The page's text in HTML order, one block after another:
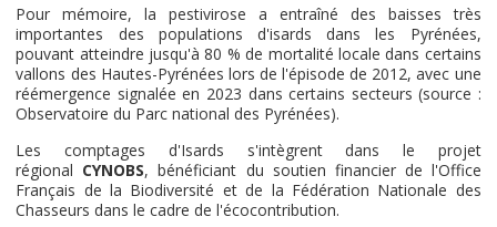
Pour mémoire, la pestivirose a entraîné des baisses très
importantes des populations d'isards dans les Pyrénées,
pouvant atteindre jusqu'à 80 % de mortalité locale dans certains
vallons des Hautes-Pyrénées lors de l'épisode de 2012, avec une
réémergence signalée en 2023 dans certains secteurs (source :
Observatoire du Parc national des Pyrénées).
Les comptages d'Isards s'intègrent dans le projet
régional CYNOBS, bénéficiant du soutien financier de l'Office
Français de la Biodiversité et de la Fédération Nationale des
Chasseurs dans le cadre de l'écocontribution.